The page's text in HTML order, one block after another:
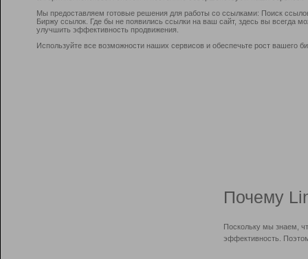
Мы предоставляем готовые решения для работы со ссылками: Поиск
Биржу ссылок. Где бы не появились ссылки на ваш сайт, здесь вы всегда
улучшить эффективность продвижения.
Используйте все возможности наших сервисов и обеспечьте рост вашего
Почему
Поскольку мы знаем,
эффективность.